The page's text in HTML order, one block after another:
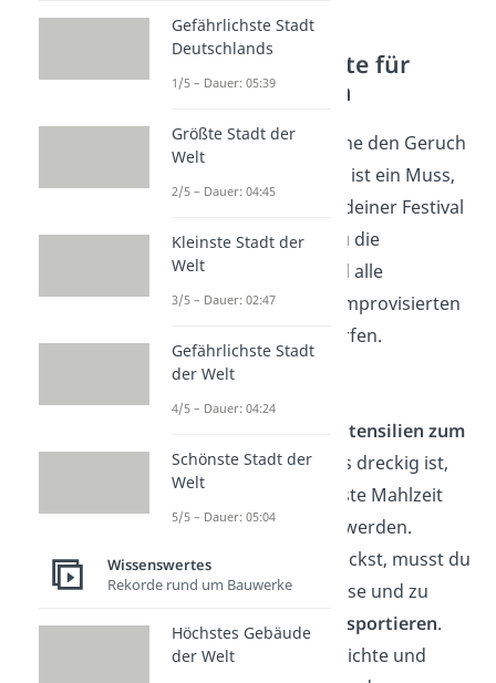
Festival Checkliste für
Kochen & Grillen
Was ist ein Festival ohne den Geruch
eines Grills? Doch was ist ein Muss,
was eher ein Luxus in deiner Festival
Küche? Hier findest du die
wichtigsten Tipps
und alle
Essentials, die in der improvisierten
Küche nicht fehlen dürfen.
Tipps:
Küchenutensilien zum
Reinigen: Alles was dreckig ist,
muss für die nächste Mahlzeit
wieder gesäubert werden.
Alles, was du einpackst, musst du
während der Anreise und zu
deinem Lager transportieren.
Achte auf kleine, leichte und
Gefährlichste Stadt
Deutschlands
1/5 – Dauer: 05:39
Größte Stadt der
Welt
2/5 – Dauer: 04:45
Kleinste Stadt der
Welt
3/5 – Dauer: 02:47
Gefährlichste Stadt
der Welt
4/5 – Dauer: 04:24
Schönste Stadt der
Welt
5/5 – Dauer: 05:04
Wissenswertes
Rekorde rund um Bauwerke
Höchstes Gebäude
der Welt